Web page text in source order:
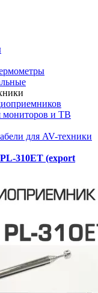
и ТВ
для AV-техники
310ET (export